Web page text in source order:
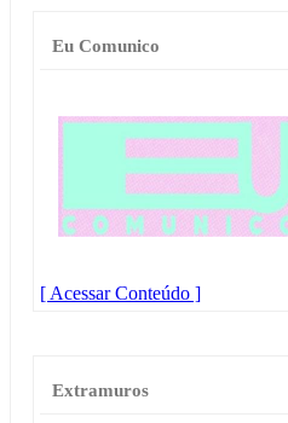
Eu Comunico
[ Acessar Conteúdo ]
Extramuros